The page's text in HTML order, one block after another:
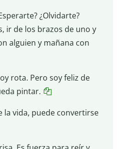
¿Olvidarte?
ir de los brazos de uno y
alguien y mañana con
rota. Pero soy feliz de
pintar.
la vida, puede convertirse